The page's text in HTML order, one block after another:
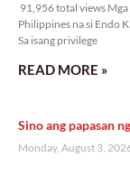
91,956 total views
Philippines na si Endo
Sa isang privilege
READ MORE »
Sino ang papasan
Monday, August 3,